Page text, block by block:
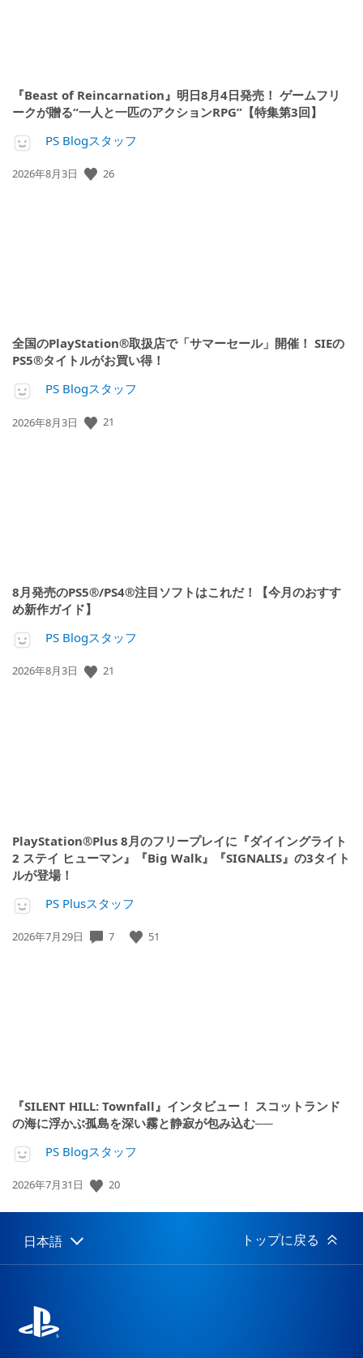
『Beast of Reincarnation』明日8月4日発売！ ゲームフリ
ークが贈る“一人と一匹のアクションRPG”【特集第3回】
PS Blogスタッフ
公
2026年8月3日 26
全国のPlayStation®取扱店で「サマーセール」開催！ SIEの
PS5®タイトルがお買い得！
PS Blogスタッフ
公
2026年8月3日 21
8月発売のPS5®/PS4®注目ソフトはこれだ！【今月のおすす
め新作ガイド】
PS Blogスタッフ
公
2026年8月3日 21
PlayStation®Plus 8月のフリープレイに『ダイイングライト
2 ステイ ヒューマン』『Big Walk』『SIGNALIS』の3タイト
ルが登場！
PS Plusスタッフ
公
2026年7月29日 7 51
『SILENT HILL: Townfall』インタビュー！ スコットランド
の海に浮かぶ孤島を深い霧と静寂が包み込む──
PS Blogスタッフ
公
日:
2026年7月31日 20
Select
a
Current
region:
日本語 トップに戻る